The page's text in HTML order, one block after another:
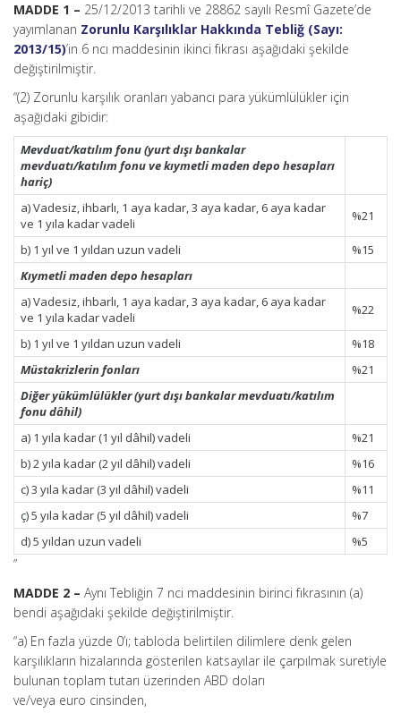
MADDE 1 – 25/12/2013 tarihli ve 28862 sayılı Resmî Gazete’de
yayımlanan Zorunlu Karşılıklar Hakkında Tebliğ (Sayı:
2013/15)’in 6 ncı maddesinin ikinci fıkrası aşağıdaki şekilde
değiştirilmiştir.
“(2) Zorunlu karşılık oranları yabancı para yükümlülükler için
aşağıdaki gibidir:
Mevduat/katılım fonu (yurt dışı bankalar
mevduatı/katılım fonu ve kıymetli maden depo hesapları
hariç)
a) Vadesiz, ihbarlı, 1 aya kadar, 3 aya kadar, 6 aya kadar
ve 1 yıla kadar vadeli
%21
b) 1 yıl ve 1 yıldan uzun vadeli
%15
Kıymetli maden depo hesapları
a) Vadesiz, ihbarlı, 1 aya kadar, 3 aya kadar, 6 aya kadar
ve 1 yıla kadar vadeli
%22
b) 1 yıl ve 1 yıldan uzun vadeli
%18
Müstakrizlerin fonları
%21
Diğer yükümlülükler (yurt dışı bankalar mevduatı/katılım
fonu dâhil)
a) 1 yıla kadar (1 yıl dâhil) vadeli
%21
b) 2 yıla kadar (2 yıl dâhil) vadeli
%16
c) 3 yıla kadar (3 yıl dâhil) vadeli
%11
ç) 5 yıla kadar (5 yıl dâhil) vadeli
%7
d) 5 yıldan uzun vadeli
%5
”
MADDE 2 – Aynı Tebliğin 7 nci maddesinin birinci fıkrasının (a)
bendi aşağıdaki şekilde değiştirilmiştir.
“a) En fazla yüzde 0’ı; tabloda belirtilen dilimlere denk gelen
karşılıkların hizalarında gösterilen katsayılar ile çarpılmak suretiyle
bulunan toplam tutarı üzerinden ABD doları
ve/veya euro cinsinden,